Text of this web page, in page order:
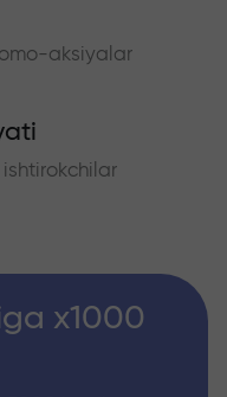
aksiyalar
x1000